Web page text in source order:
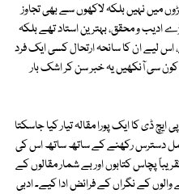
میں نہیں بلکہ لاکھوں سے بھی تجاوز
و محقق، بہترین استاد تھے بلکہ
لیے ان کا سانحہ ارتحال کسی ایک فرد
سی آنکھیں یہ خبر سن کر اشک بار
ڈی کا ایک پورا مقالہ تیار کیا جاسکتا
دسترس رکھنے کے ساتھ ساتھ اس کی
پچاس کتابوں اور بے شمار مقالوں کے
کے نگراں کے فرائض ادا کیے۔ ادبی